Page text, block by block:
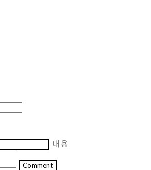
내용
Comment